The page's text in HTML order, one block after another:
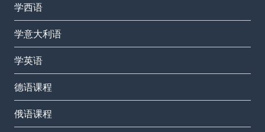
学西语
学意大利语
学英语
德语课程
俄语课程